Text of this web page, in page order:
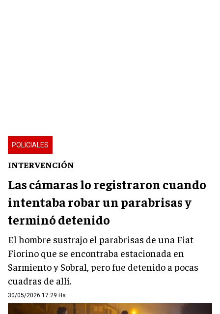
POLICIALES
INTERVENCIÓN
Las cámaras lo registraron cuando
intentaba robar un parabrisas y
terminó detenido
El hombre sustrajo el parabrisas de una Fiat
Fiorino que se encontraba estacionada en
Sarmiento y Sobral, pero fue detenido a pocas
cuadras de allí.
30/05/2026 17:29 Hs.